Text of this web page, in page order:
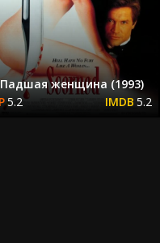
Падшая женщина (1993)
5.2
5.2